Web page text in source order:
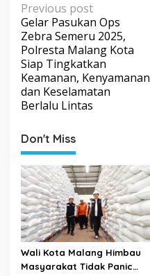
P
o
s
t
n
a
i
g
a
t
i
o
n
Previous post
Gelar Pasukan Ops
Zebra Semeru 2025,
Polresta Malang Kota
Siap Tingkatkan
Keamanan, Kenyamanan
dan Keselamatan
Berlalu Lintas
Don't Miss
Wali Kota Malang Himbau
Masyarakat Tidak Panic